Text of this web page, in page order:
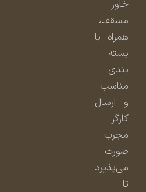
مسقف،
همراه با
بسته
بندی
مناسب
و ارسال
مجرب
صورت
می‌پذیرد